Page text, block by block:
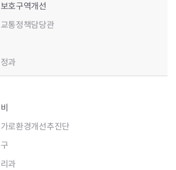
호구역개선
통정책담당관
과
로환경개선추진단
과